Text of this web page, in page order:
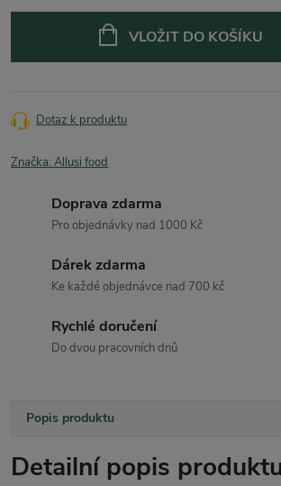
VLOŽIT DO KOŠÍKU
Dotaz k produktu
Značka: Allusi food
Doprava zdarma
Pro objednávky nad 1000 Kč
Dárek zdarma
Ke každé objednávce nad 700 kč
Rychlé doručení
Do dvou pracovních dnů
Popis produktu
Detailní popis